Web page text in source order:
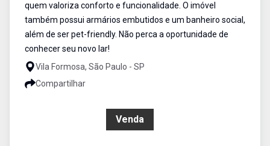
quem valoriza conforto e funcionalidade. O imóvel
também possui armários embutidos e um banheiro social,
além de ser pet-friendly. Não perca a oportunidade de
conhecer seu novo lar!
Vila Formosa, São Paulo - SP
Compartilhar
Venda